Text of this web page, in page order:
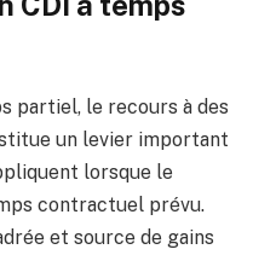
partiel, le recours à des
un levier important
lorsque le
contractuel prévu.
et source de gains